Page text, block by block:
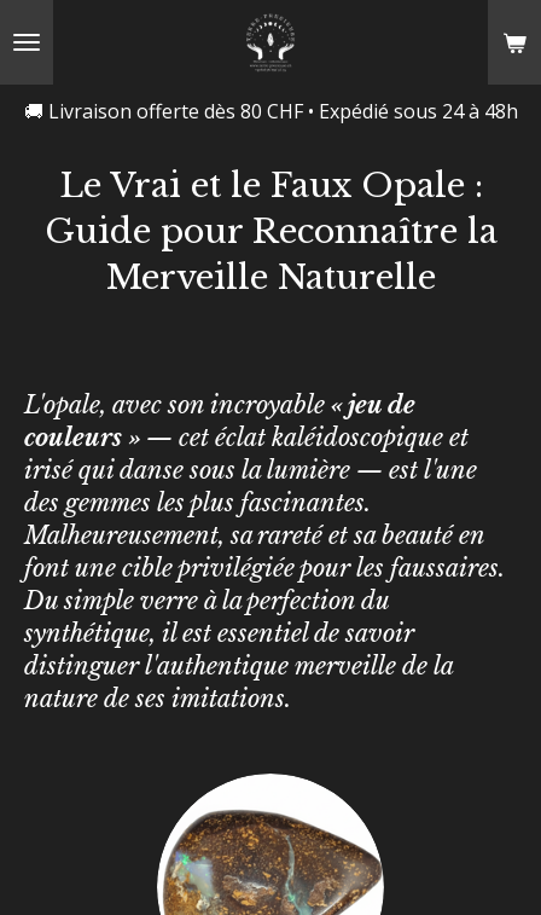
🚚 Livraison offerte dès 80 CHF • Expédié sous 24 à 48h
Le Vrai et le Faux Opale :
Guide pour Reconnaître la
Merveille Naturelle
L'opale, avec son incroyable « jeu de
couleurs » — cet éclat kaléidoscopique et
irisé qui danse sous la lumière — est l'une
des gemmes les plus fascinantes.
Malheureusement, sa rareté et sa beauté en
font une cible privilégiée pour les faussaires.
Du simple verre à la perfection du
synthétique, il est essentiel de savoir
distinguer l'authentique merveille de la
nature de ses imitations.